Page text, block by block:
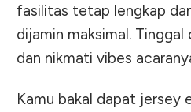
fasilitas tetap lengkap
dijamin maksimal.
dan nikmati vibes
Kamu bakal dapat jersey